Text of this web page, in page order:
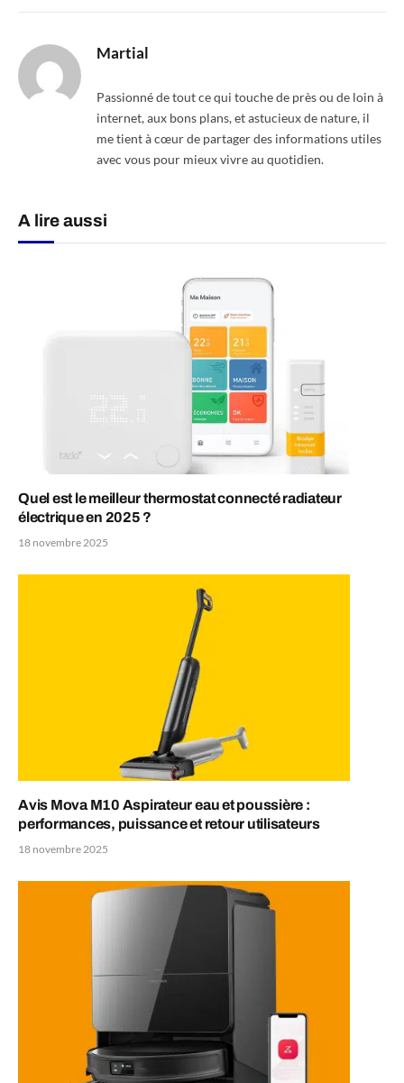
Martial
Passionné de tout ce qui touche de près ou de loin à
internet, aux bons plans, et astucieux de nature, il
me tient à cœur de partager des informations utiles
avec vous pour mieux vivre au quotidien.
A lire aussi
Quel est le meilleur thermostat connecté radiateur
électrique en 2025 ?
18 novembre 2025
Avis Mova M10 Aspirateur eau et poussière :
performances, puissance et retour utilisateurs
18 novembre 2025